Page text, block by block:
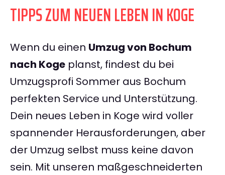
TIPPS ZUM NEUEN LEBEN IN KOGE
Wenn du einen Umzug von Bochum
nach Koge planst, findest du bei
Umzugsprofi Sommer aus Bochum
perfekten Service und Unterstützung.
Dein neues Leben in Koge wird voller
spannender Herausforderungen, aber
der Umzug selbst muss keine davon
sein. Mit unseren maßgeschneiderten